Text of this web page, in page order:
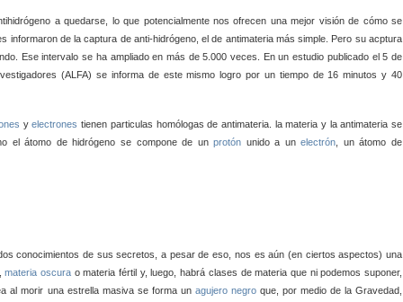
a quedarse, lo que potencialmente nos ofrecen una mejor visión de cómo se
informaron de la captura de anti-hidrógeno, el de antimateria más simple. Pero su acptura
Ese intervalo se ha ampliado en más de 5.000 veces. En un estudio publicado el 5 de
(ALFA) se informa de este mismo logropor un tiempo de 16 minutos y 40
yelectrones tienen particulas homólogas de antimateria. la materia y la antimateria se
el átomo de hidrógeno se compone de unprotón unido a unelectrón , un átomo de
conocimientos de sus secretos, a pesar de eso, nos es aún (en ciertos aspectos) una
materia oscurao materia fértil y,luego, habrá clases de materia que ni podemos suponer,
al morir una estrella masiva se forma un agujero negroque, por medio de la Gravedad,